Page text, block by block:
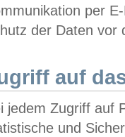
per
der Daten vor
auf
jedem Zugriff auf
und